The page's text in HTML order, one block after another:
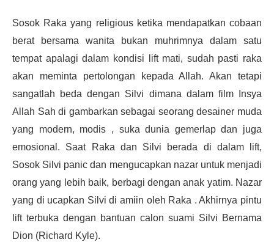
Sosok Raka yang religious ketika mendapatkan cobaan
berat bersama wanita bukan muhrimnya dalam satu
tempat apalagi dalam kondisi lift mati, sudah pasti raka
akan meminta pertolongan kepada Allah. Akan tetapi
sangatlah beda dengan Silvi dimana dalam film Insya
Allah Sah di gambarkan sebagai seorang desainer muda
yang modern, modis , suka dunia gemerlap dan juga
emosional. Saat Raka dan Silvi berada di dalam lift,
Sosok Silvi panic dan mengucapkan nazar untuk menjadi
orang yang lebih baik, berbagi dengan anak yatim. Nazar
yang di ucapkan Silvi di amiin oleh Raka . Akhirnya pintu
lift terbuka dengan bantuan calon suami Silvi Bernama
Dion (Richard Kyle).